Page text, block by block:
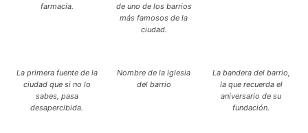
farmacia.
de uno de los barrios
más famosos de la
ciudad.
La primera fuente de la
ciudad que si no lo
sabes, pasa
desapercibida.
Nombre de la iglesia
del barrio
La bandera del barrio,
la que recuerda el
aniversario de su
fundación.